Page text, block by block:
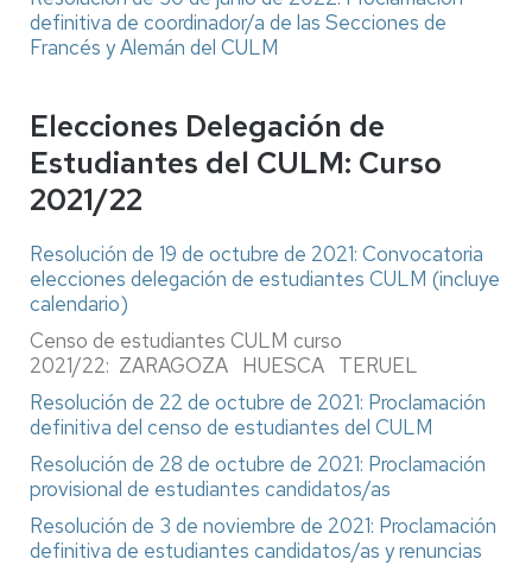
definitiva de coordinador/a de las Secciones de
Francés y Alemán del CULM
Elecciones Delegación de
Estudiantes del CULM: Curso
2021/22
Resolución de 19 de octubre de 2021: Convocatoria
elecciones delegación de estudiantes CULM (incluye
calendario)
Censo de estudiantes CULM curso
2021/22: ZARAGOZA HUESCA TERUEL
Resolución de 22 de octubre de 2021: Proclamación
definitiva del censo de estudiantes del CULM
Resolución de 28 de octubre de 2021: Proclamación
provisional de estudiantes candidatos/as
Resolución de 3 de noviembre de 2021: Proclamación
definitiva de estudiantes candidatos/as y renuncias